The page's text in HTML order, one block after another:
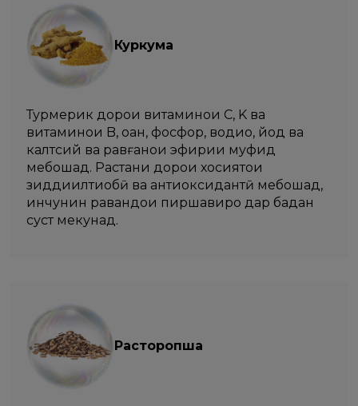
Куркума
Турмерик дорои витаминҳои C, K ва
витаминҳои B, оҳан, фосфор, водиҳо, йод ва
калтсий ва равғанҳои эфирии муфид
мебошад. Растани дорои хосиятҳои
зиддиилтиҳобӣ ва антиоксидантӣ мебошад,
инчунин равандҳои пиршавиро дар бадан
суст мекунад.
Расторопша